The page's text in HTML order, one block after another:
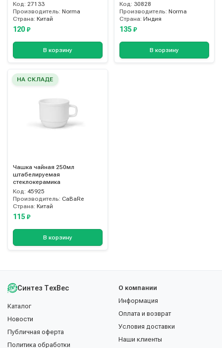
Код: 27133
Производитель: Norma
Страна: Китай
120 ₽
В корзину
Код: 30828
Производитель: Norma
Страна: Индия
135 ₽
В корзину
НА СКЛАДЕ
Чашка чайная 250мл
штабелируемая
стеклокерамика
Код: 45925
Производитель: CaBaRe
Страна: Китай
115 ₽
В корзину
Синтез ТехВес
Каталог
Новости
Публичная оферта
Политика обработки
О компании
Информация
Оплата и возврат
Условия доставки
Наши клиенты